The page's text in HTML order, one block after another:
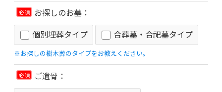
必須
お探しのお墓：
個別埋葬タイプ
合葬墓・合祀墓タイプ
※お探しの樹木葬のタイプをお教えください。
必須
ご遺骨：